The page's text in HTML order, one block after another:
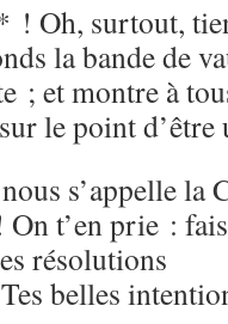
! Oh, surtout,
la bande de
; et montre à
le point d’être
s’appelle la
t’en prie :
résolutions
belles